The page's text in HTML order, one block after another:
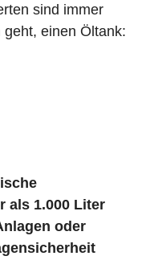
sind immer
einen Öltank:
als 1.000 Liter
oder